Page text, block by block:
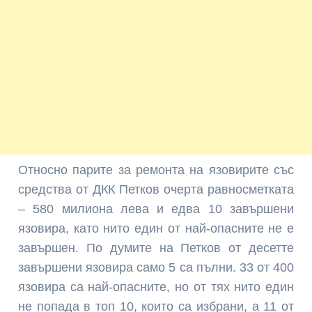
Относно парите за ремонта на язовирите със
средства от ДКК Петков очерта равносметката
– 580 милиона лева и едва 10 завършени
язовира, като нито един от най-опасните не е
завършен. По думите на Петков от десетте
завършени язовира само 5 са пълни. 33 от 400
язовира са най-опасните, но от тях нито един
не попада в топ 10, които са избрани, а 11 от